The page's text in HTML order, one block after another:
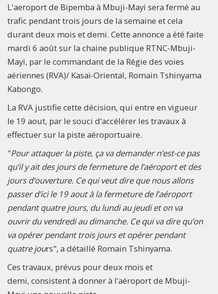
L'aeroport de Bipemba à Mbuji-Mayi sera fermé au
trafic pendant trois jours de la semaine et cela
durant deux mois et demi. Cette annonce a été faite
mardi 6 août sur la chaine publique RTNC-Mbuji-
Mayi, par le commandant de la Régie des voies
aériennes (RVA)/ Kasaï-Oriental, Romain Tshinyama
Kabongo.
La RVA justifie cette décision, qui entre en vigueur
le 19 aout, par le souci d’accélérer les travaux à
effectuer sur la piste aéroportuaire.
"Pour attaquer la piste, ça va demander n’est-ce pas
qu’il y ait des jours de fermeture de l’aéroport et des
jours d’ouverture. Ce qui veut dire que nous allons
passer d’ici le 19 aout à la fermeture de l’aéroport
pendant quatre jours, du lundi au jeudi et on va
ouvrir du vendredi au dimanche. Ce qui va dire qu’on
va opérer pendant trois jours et opérer pendant
quatre jours", a détaillé Romain Tshinyama.
Ces travaux, prévus pour deux mois et
demi, consistent à donner à l’aéroport de Mbuji-